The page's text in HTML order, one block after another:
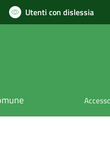
Utenti con dislessia